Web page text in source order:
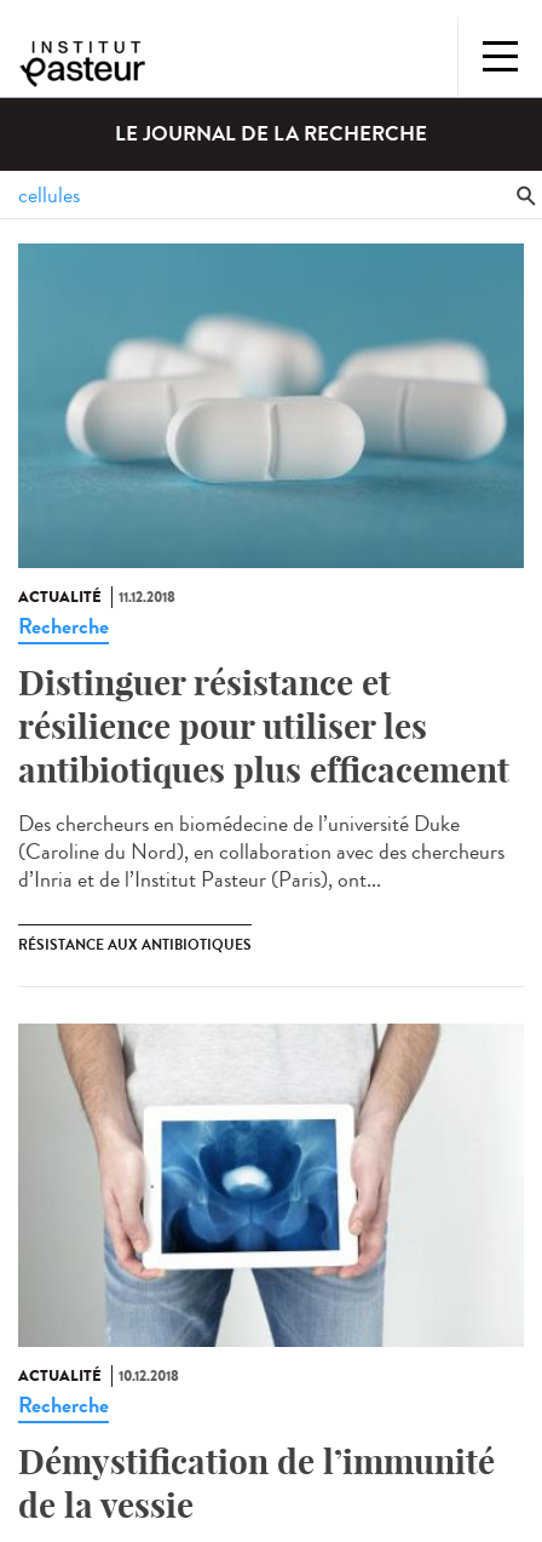
LE JOURNAL DE LA RECHERCHE
ACTUALITÉ 11.12.2018
Recherche
Distinguer résistance et
résilience pour utiliser les
antibiotiques plus efficacement
Des chercheurs en biomédecine de l’université Duke
(Caroline du Nord), en collaboration avec des chercheurs
d’Inria et de l’Institut Pasteur (Paris), ont...
RÉSISTANCE AUX ANTIBIOTIQUES
ACTUALITÉ 10.12.2018
Recherche
Démystification de l’immunité
de la vessie